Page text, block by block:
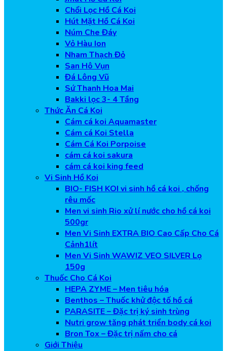
Chổi Lọc Hồ Cá Koi
Hút Mặt Hồ Cá Koi
Núm Che Đáy
Vỏ Hàu Ion
Nham Thạch Đỏ
San Hô Vụn
Đá Lông Vũ
Sứ Thanh Hoa Mai
Bakki lọc 3- 4 Tầng
Thức Ăn Cá Koi
Cám cá koi Aquamaster
Cám cá Koi Stella
Cám Cá Koi Porpoise
cám cá koi sakura
cám cá koi king feed
Vi Sinh Hồ Koi
BIO- FISH KOI vi sinh hồ cá koi , chống
rêu mốc
Men vi sinh Rio xử lí nước cho hồ cá koi
500gr
Men Vi Sinh EXTRA BIO Cao Cấp Cho Cá
Cảnh1lít
Men Vi Sinh WAWIZ VEO SILVER Lọ
150g
Thuốc Cho Cá Koi
HEPA ZYME – Men tiêu hóa
Benthos – Thuốc khử độc tố hồ cá
PARASITE – Đặc trị ký sinh trùng
Nutri grow tăng phát triển body cá koi
Bron Tox – Đặc trị nấm cho cá
Giới Thiệu